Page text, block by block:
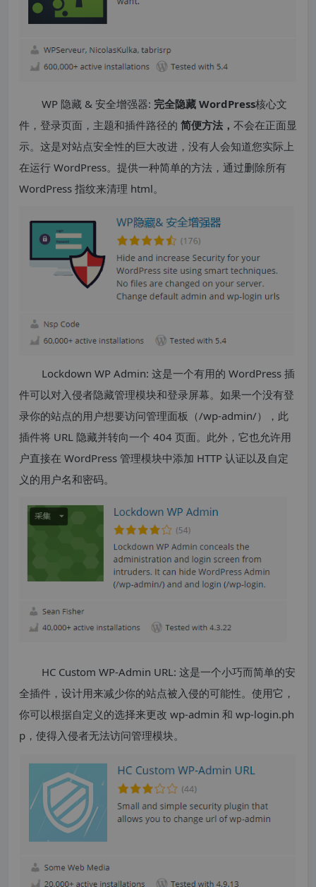
WP 隐藏 & 安全增强器: 完全隐藏 WordPress核心文
件，登录页面，主题和插件路径的 简便方法， 不会在正面显
示。这是对站点安全性的巨大改进，没有人会知道您实际上
在运行 WordPress。提供一种简单的方法，通过删除所有
WordPress 指纹来清理 html。
Lockdown WP Admin: 这是一个有用的 WordPress 插
件可以对入侵者隐藏管理模块和登录屏幕。如果一个没有登
录你的站点的用户想要访问管理面板（/wp-admin/），此
插件将 URL 隐藏并转向一个 404 页面。此外，它也允许用
户直接在 WordPress 管理模块中添加 HTTP 认证以及自定
义的用户名和密码。
HC Custom WP-Admin URL: 这是一个小巧而简单的安
全插件，设计用来减少你的站点被入侵的可能性。使用它，
你可以根据自定义的选择来更改 wp-admin 和 wp-login.ph
p，使得入侵者无法访问管理模块。